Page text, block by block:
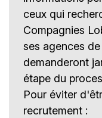
ceux qui
Compagnies
ses agences
demanderont
étape du
Pour éviter
recrutement :